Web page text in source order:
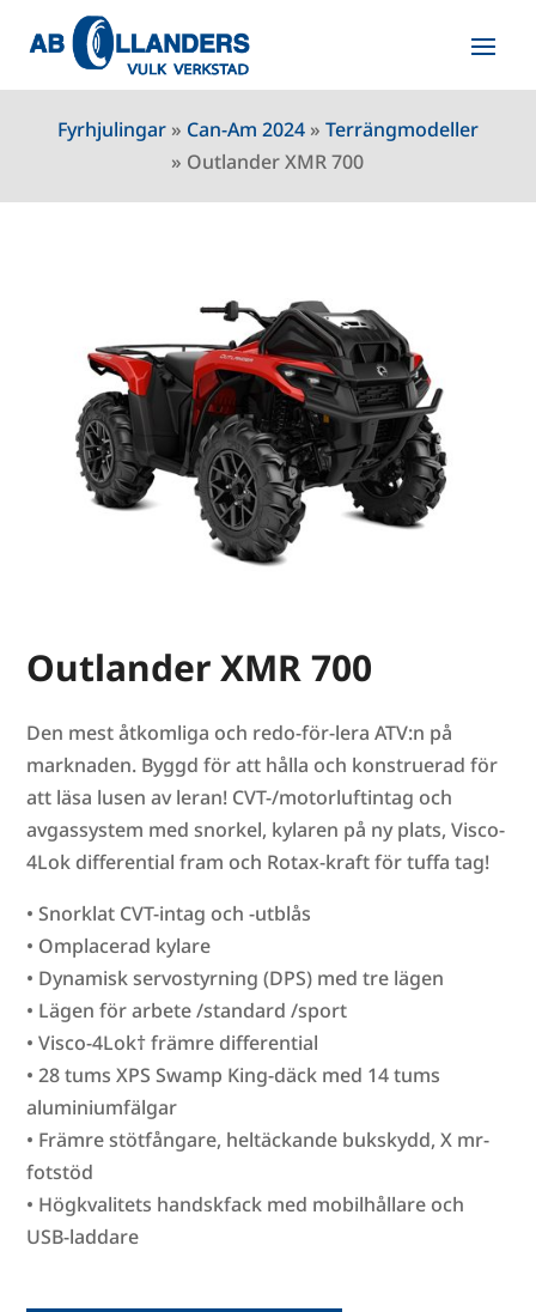
Fyrhjulingar» Can-Am 2024» Terrängmodeller
» Outlander XMR 700
Outlander XMR 700
Den mest åtkomliga och redo-för-lera ATV:n på
marknaden. Byggd för att hålla och konstruerad för
att läsa lusen av leran! CVT-/motorluftintag och
avgassystem med snorkel, kylaren på ny plats, Visco-
4Lok differential fram och Rotax-kraft för tuffa tag!
• Snorklat CVT-intag och -utblås
• Omplacerad kylare
• Dynamisk servostyrning (DPS) med tre lägen
• Lägen för arbete /standard /sport
• Visco-4Lok† främre differential
• 28 tums XPS Swamp King-däck med 14 tums
aluminiumfälgar
• Främre stötfångare, heltäckande bukskydd, X mr-
fotstöd
• Högkvalitets handskfack med mobilhållare och
USB-laddare